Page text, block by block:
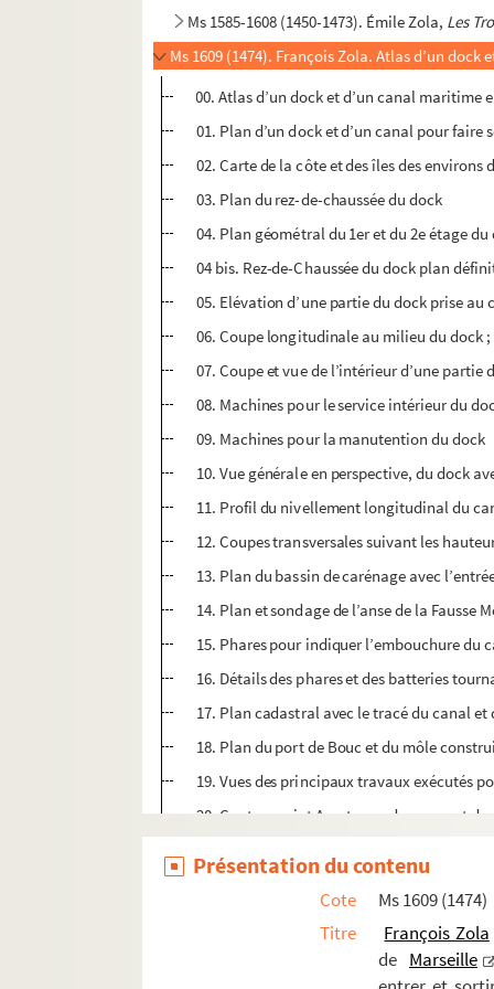
Ms 1585-1608 (1450-1473). Émile Zola, Les
Ms 1609 (1474). François Zola. Atlas d’un
00. Atlas d’un dock et d’un canal maritime
01. Plan d’un dock et d’un canal pour
02. Carte de la côte et des îles des
03. Plan du rez-de-chaussée du dock
04. Plan géométral du 1er et du 2e étage du
04 bis. Rez-de-Chaussée du dock plan
05. Elévation d’une partie du dock prise au
06. Coupe longitudinale au milieu du dock
07. Coupe et vue de l’intérieur d’une partie
08. Machines pour le service intérieur du
09. Machines pour la manutention du dock
10. Vue générale en perspective, du dock
11. Profil du nivellement longitudinal du
12. Coupes transversales suivant les
13. Plan du bassin de carénage avec
14. Plan et sondage de l’anse de la
15. Phares pour indiquer l’embouchure du
16. Détails des phares et des batteries
17. Plan cadastral avec le tracé du canal
18. Plan du port de Bouc et du môle
19. Vues des principaux travaux exécutés
20. Contre-projet Auzet ou redressement
24. Plan d’un dock et d’un canal pour
Présentation du contenu
Cote
Ms 1609 (1474)
Titre
François Zola
de Marseille